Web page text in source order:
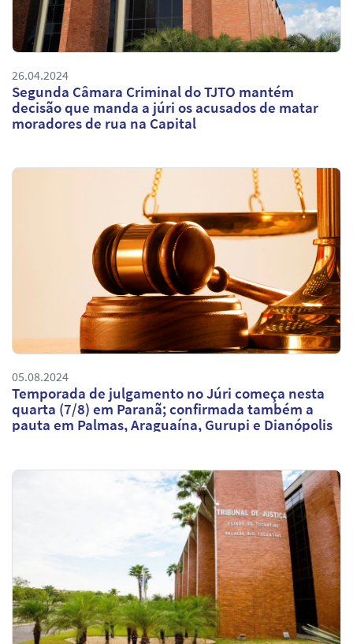
26.04.2024
Segunda Câmara Criminal do TJTO mantém
decisão que manda a júri os acusados de matar
moradores de rua na Capital
05.08.2024
Temporada de julgamento no Júri começa nesta
quarta (7/8) em Paranã; confirmada também a
pauta em Palmas, Araguaína, Gurupi e Dianópolis